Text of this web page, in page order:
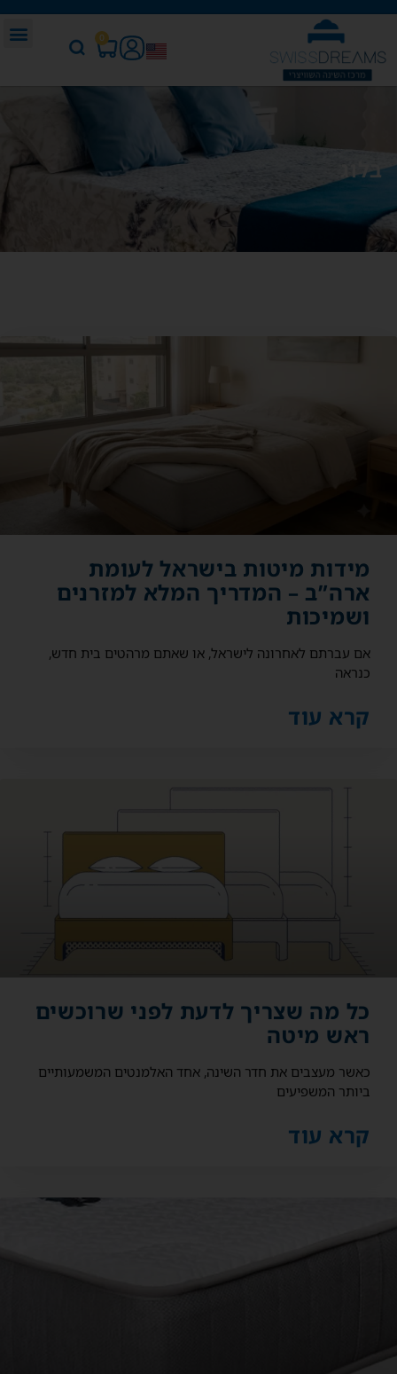
0
בלוג
מידות מיטות בישראל לעומת
ארה”ב – המדריך המלא למזרנים
ושמיכות
אם עברתם לאחרונה לישראל, או שאתם מרהטים בית חדש,
כנראה
קרא עוד
כל מה שצריך לדעת לפני שרוכשים
ראש מיטה
כאשר מעצבים את חדר השינה, אחד האלמנטים המשמעותיים
ביותר המשפיעים
קרא עוד